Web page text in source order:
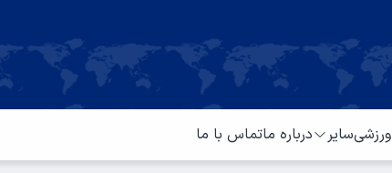
ورزشیسایر درباره ماتماس با ما